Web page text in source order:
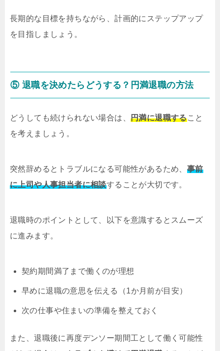
長期的な目標を持ちながら、計画的にステップアップ
を目指しましょう。
⑤ 退職を決めたらどうする？円満退職の方法
どうしても続けられない場合は、 円満に退職すること
を考えましょう。
突然辞めるとトラブルになる可能性があるため、 事前
に上司や人事担当者に相談することが大切です。
退職時のポイントとして、以下を意識するとスムーズ
に進みます。
契約期間満了まで働くのが理想
早めに退職の意思を伝える（1か月前が目安）
次の仕事や住まいの準備を整えておく
また、退職後に再度デンソー期間工として働く可能性